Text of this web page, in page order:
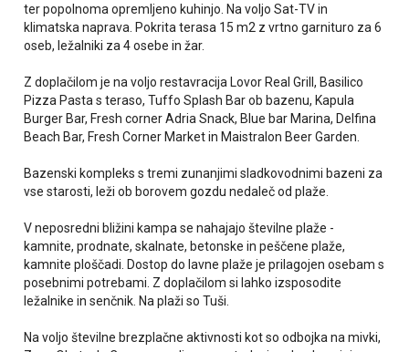
ter popolnoma opremljeno kuhinjo. Na voljo Sat-TV in
klimatska naprava. Pokrita terasa 15 m2 z vrtno garnituro za 6
oseb, ležalniki za 4 osebe in žar.
Z doplačilom je na voljo restavracija Lovor Real Grill, Basilico
Pizza Pasta s teraso, Tuffo Splash Bar ob bazenu, Kapula
Burger Bar, Fresh corner Adria Snack, Blue bar Marina, Delfina
Beach Bar, Fresh Corner Market in Maistralon Beer Garden.
Bazenski kompleks s tremi zunanjimi sladkovodnimi bazeni za
vse starosti, leži ob borovem gozdu nedaleč od plaže.
V neposredni bližini kampa se nahajajo številne plaže -
kamnite, prodnate, skalnate, betonske in peščene plaže,
kamnite ploščadi. Dostop do lavne plaže je prilagojen osebam s
posebnimi potrebami. Z doplačilom si lahko izsposodite
ležalnike in senčnik. Na plaži so Tuši.
Na voljo številne brezplačne aktivnosti kot so odbojka na mivki,